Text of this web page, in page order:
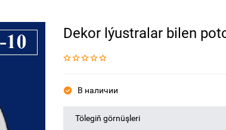
Dekor lýustralar bilen
В наличии
Tölegiň görnüşleri